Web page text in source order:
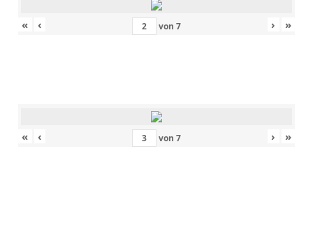
« ‹ von 7 › »
« ‹ von 7 › »